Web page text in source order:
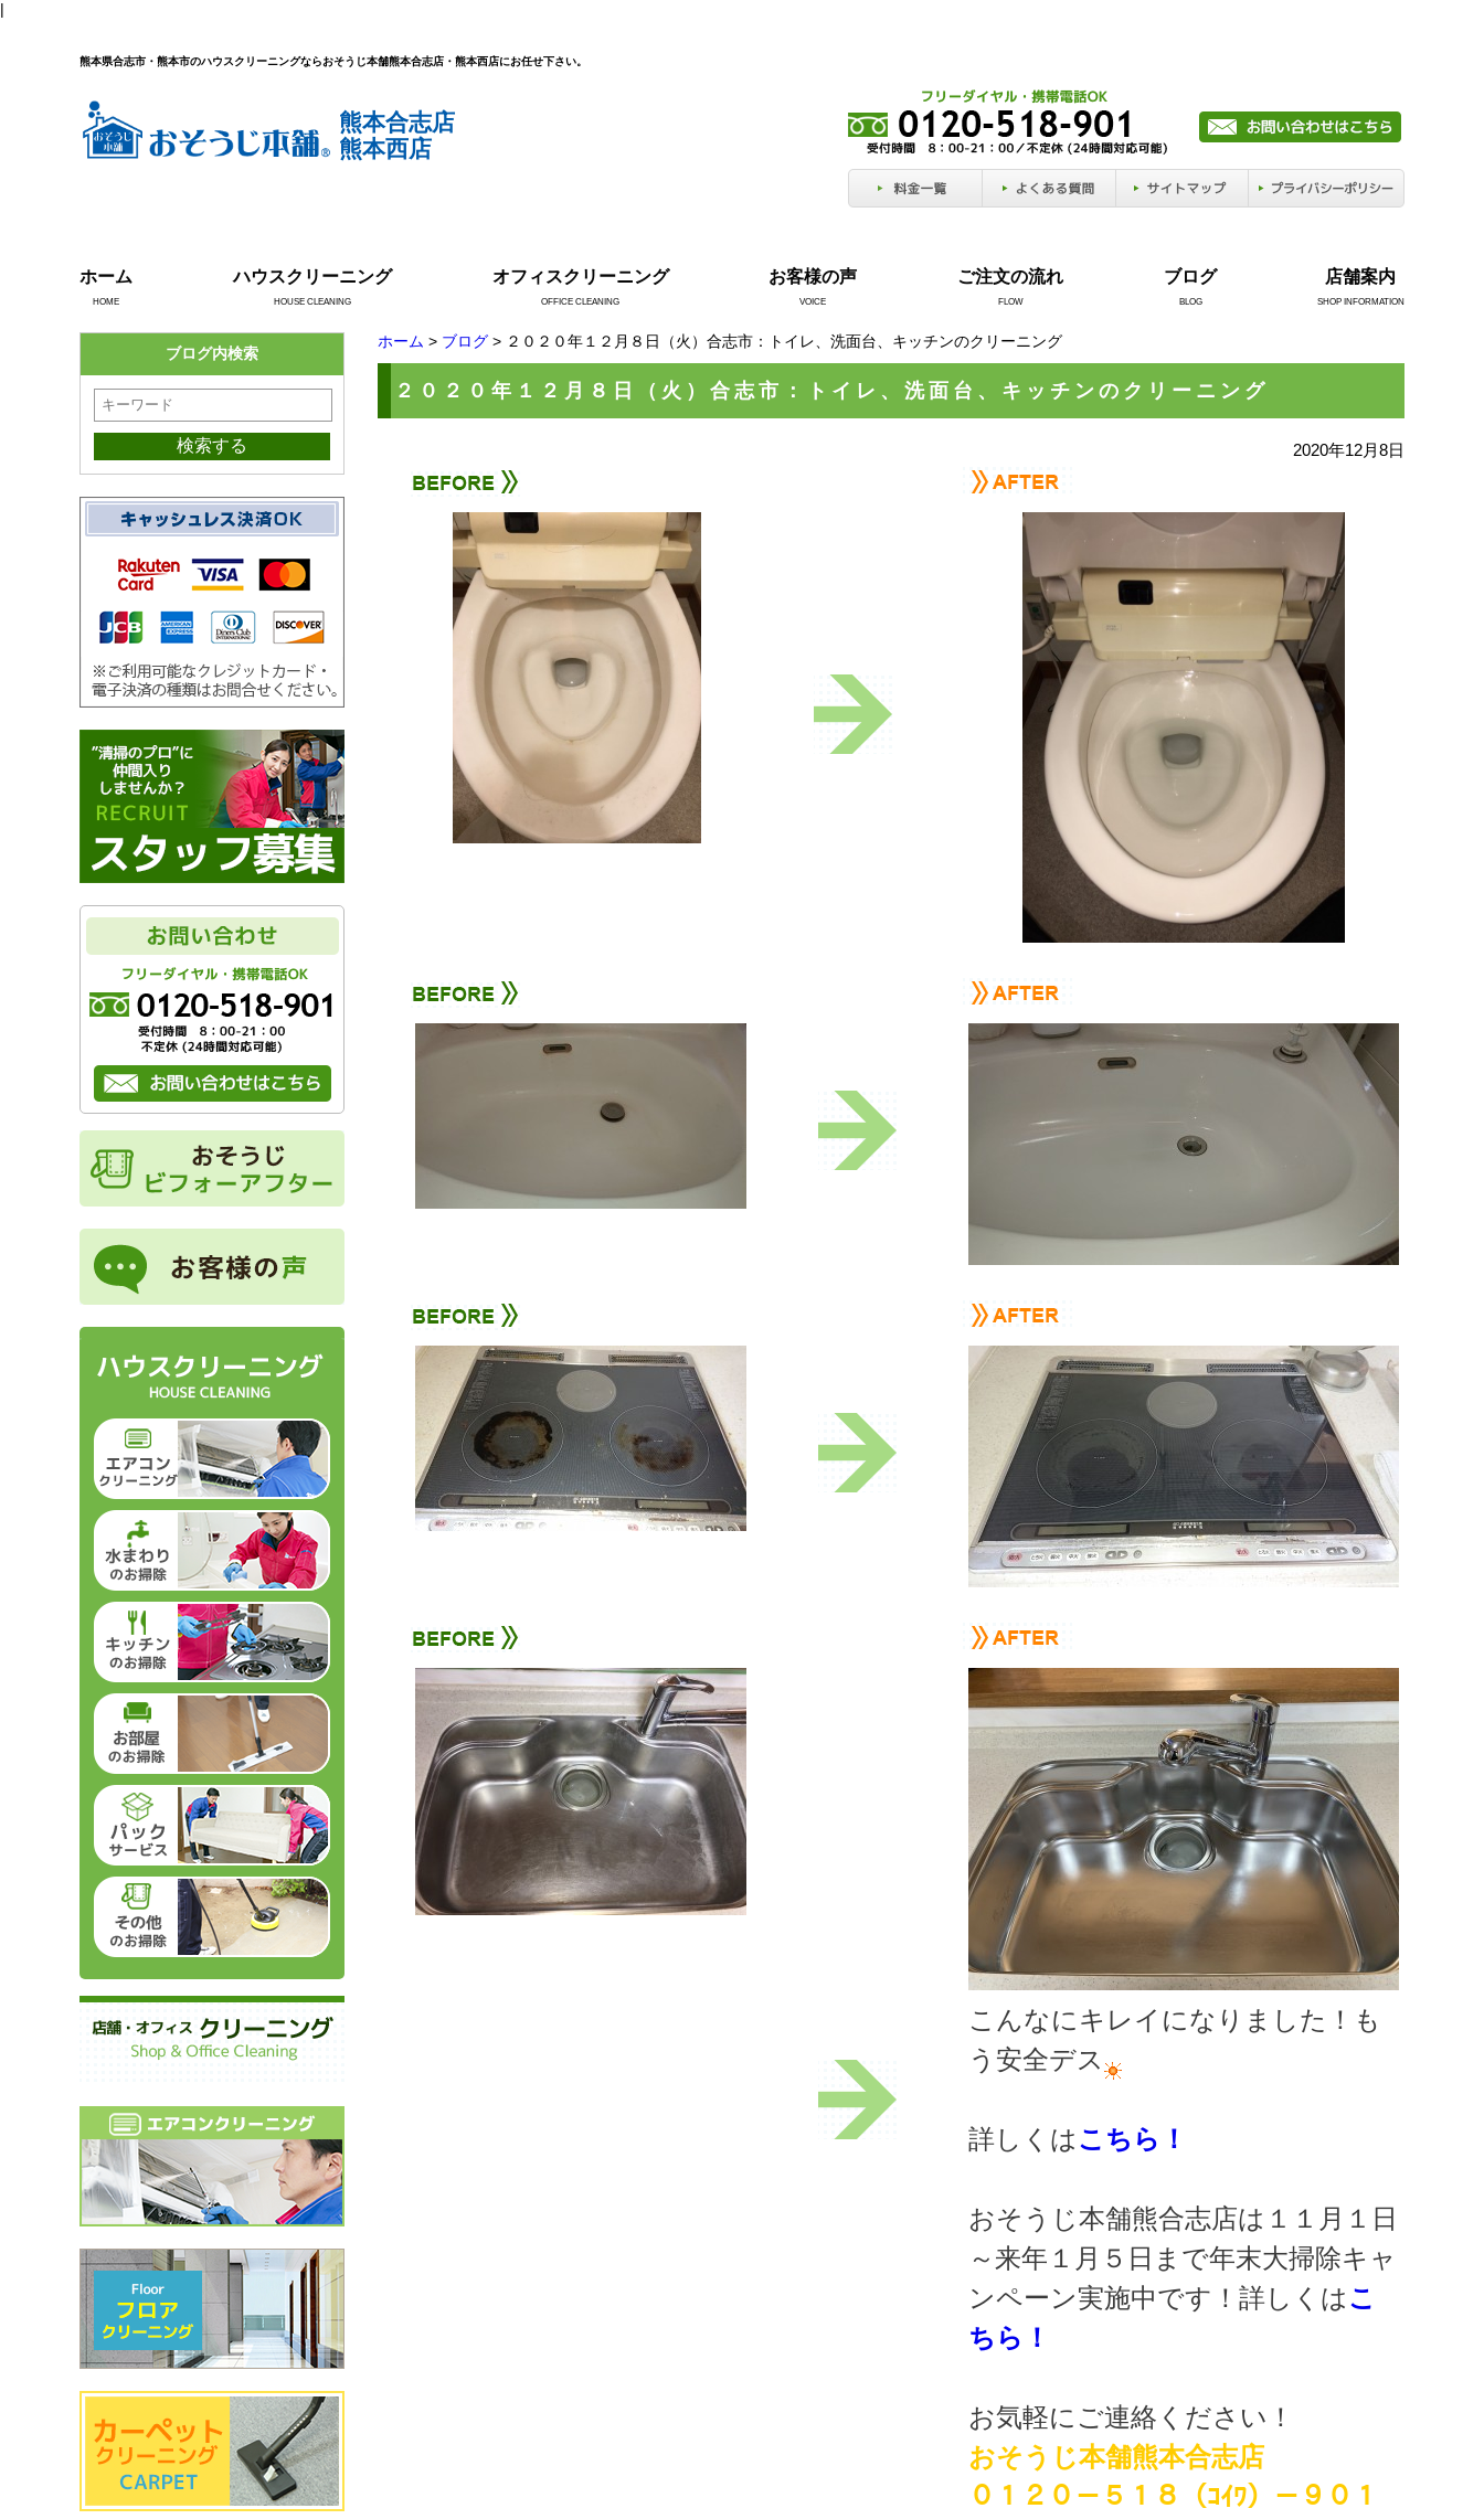
|
熊本県合志市・熊本市のハウスクリーニングならおそうじ本舗熊本合志店・熊本西店にお任せ下さい。
熊本合志店
熊本西店
ホーム
HOME
ハウスクリーニング
HOUSE CLEANING
オフィスクリーニング
OFFICE CLEANING
お客様の声
VOICE
ご注文の流れ
FLOW
ブログ
BLOG
店舗案内
SHOP INFORMATION
ホーム > ブログ > ２０２０年１２月８日（火）合志市：トイレ、洗面台、キッチンのクリーニング
２０２０年１２月８日（火）合志市：トイレ、洗面台、キッチンのクリーニング
2020年12月8日
こんなにキレイになりました！も
う安全デス
詳しくはこちら！
おそうじ本舗熊合志店は１１月１日
～来年１月５日まで年末大掃除キャ
ンペーン実施中です！詳しくはこ
ちら！
お気軽にご連絡ください！
おそうじ本舗熊本合志店
０１２０－５１８（ｺｲﾜ）－９０１
ブログ内検索